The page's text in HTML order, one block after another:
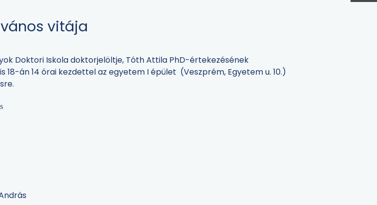
vitája
Doktori Iskola doktorjelöltje, Tóth Attila PhD-értekezésének
18-án 14 órai kezdettel az egyetem I épület (Veszprém, Egyetem u. 10.)